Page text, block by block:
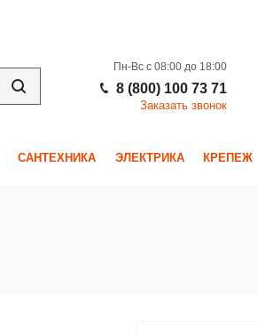
Пн-Вс с 08:00 до 18:00
8 (800) 100 73 71
Заказать звонок
САНТЕХНИКА ЭЛЕКТРИКА КРЕПЕЖ